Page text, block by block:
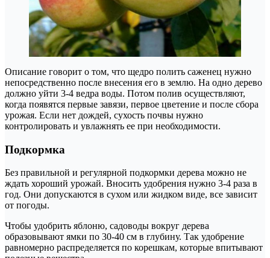
Описание говорит о том, что щедро полить саженец нужно
непосредственно после внесения его в землю. На одно дерево
должно уйти 3-4 ведра воды. Потом полив осуществляют,
когда появятся первые завязи, первое цветение и после сбора
урожая. Если нет дождей, сухость почвы нужно
контролировать и увлажнять ее при необходимости.
Подкормка
Без правильной и регулярной подкормки дерева можно не
ждать хороший урожай. Вносить удобрения нужно 3-4 раза в
год. Они допускаются в сухом или жидком виде, все зависит
от погоды.
Чтобы удобрить яблоню, садоводы вокруг дерева
образовывают ямки по 30-40 см в глубину. Так удобрение
равномерно распределяется по корешкам, которые впитывают